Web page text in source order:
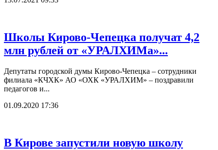
Школы Кирово-Чепецка получат 4,2
млн рублей от «УРАЛХИМа»...
Депутаты городской думы Кирово-Чепецка – сотрудники
филиала «КЧХК» АО «ОХК «УРАЛХИМ» – поздравили
педагогов и...
01.09.2020 17:36
В Кирове запустили новую школу